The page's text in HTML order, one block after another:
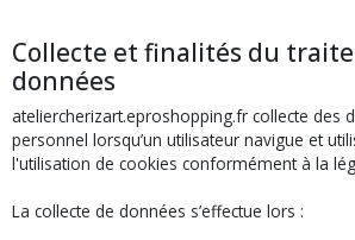
Collecte et finalités du
données
ateliercherizart.eproshopping.fr collecte des
personnel lorsqu’un utilisateur navigue et
l'utilisation de cookies conformément à la
La collecte de données s’effectue lors :